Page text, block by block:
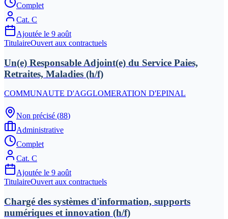
Complet
Cat. C
Ajoutée le 9 août
TitulaireOuvert aux contractuels
Un(e) Responsable Adjoint(e) du Service Paies,
Retraites, Maladies (h/f)
COMMUNAUTE D'AGGLOMERATION D'EPINAL
Non précisé (88)
Administrative
Complet
Cat. C
Ajoutée le 9 août
TitulaireOuvert aux contractuels
Chargé des systèmes d'information, supports
numériques et innovation (h/f)